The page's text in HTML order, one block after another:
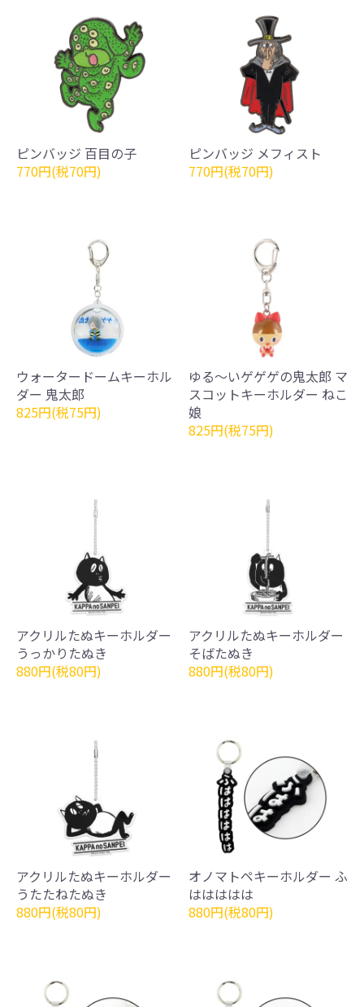
ピンバッジ 百目の子
770円(税70円)
ピンバッジ メフィスト
770円(税70円)
ウォータードームキーホル
ダー 鬼太郎
825円(税75円)
ゆる～いゲゲゲの鬼太郎 マ
スコットキーホルダー ねこ
娘
825円(税75円)
アクリルたぬキーホルダー
うっかりたぬき
880円(税80円)
アクリルたぬキーホルダー
そばたぬき
880円(税80円)
アクリルたぬキーホルダー
うたたねたぬき
880円(税80円)
オノマトペキーホルダー ふ
ははははは
880円(税80円)